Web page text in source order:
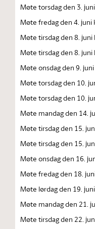
Møte torsdag den 3.
Møte fredag den 4. juni
Møte tirsdag den 8. juni
Møte tirsdag den 8. juni
Møte onsdag den 9. juni
Møte torsdag den 10.
Møte torsdag den 10.
Møte mandag den 14.
Møte tirsdag den 15.
Møte tirsdag den 15.
Møte onsdag den 16.
Møte fredag den 18.
Møte lørdag den 19.
Møte mandag den 21.
Møte tirsdag den 22.